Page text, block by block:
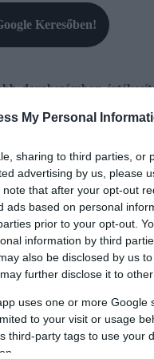
My Personal
sharing to third parties, or
advertising by us, please
that after your opt-out
ads based on personal
prior to your opt-out.
information by third
also be disclosed by us
further disclose it to
uses one or more
to your visit or usage
third-party tags to use your
Keresőben!
darabszámban
Európában, így
félmagas építésű,
is érezhető. Hátul
jó térkihasználást ad.
hátsó ülés alatti
a raktér.
a Porsche új